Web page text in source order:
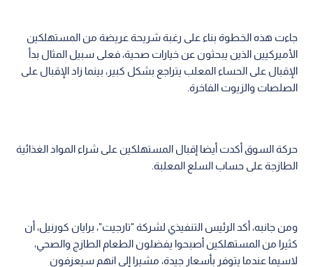
جاءت هذه الخطوة بناء على رغبة شريحة عريضة من المستهلكين
الأميركيين الذين يبحثون عن خيارات صحية، فعلى سبيل المثال بدأ
الإقبال على الحساء المعلب يتراجع بشكل كبير، بينما زاد الإقبال على
الصلصات والزيوت الفاخرة.
حركة السوق أكدت أيضا إقبال المستهلكين على شراء المواد الغذائية
الطازجة على حساب السلع المعلبة.
ومن جانبه، أكد الرئيس التنفيذي لشركة "تارجيت"، برايان كورنيل، أن
كثيرا من المستهلكين أصبحوا يفضلون الطعام الطازج والصحي،
لاسيما عندما يتوفر بأسعار جيدة، مشيرا إلى انهم سيعزفون